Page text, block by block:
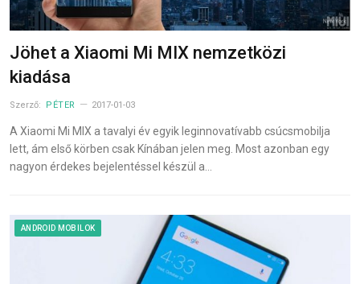
Jöhet a Xiaomi Mi MIX nemzetközi
kiadása
Szerző: PÉTER 2017-01-03
A Xiaomi Mi MIX a tavalyi év egyik leginnovatívabb csúcsmobilja
lett, ám első körben csak Kínában jelen meg. Most azonban egy
nagyon érdekes bejelentéssel készül a…
ANDROID MOBILOK